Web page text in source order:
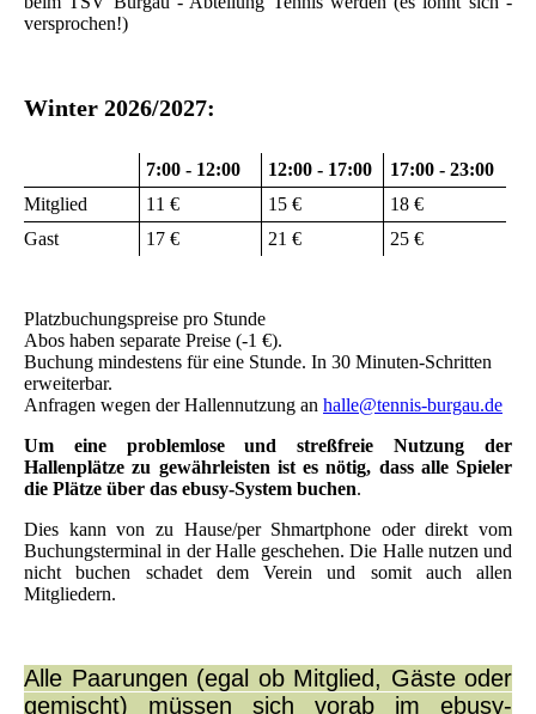
versprochen!)
Winter 2026/2027:
7:00 - 12:00 12:00 - 17:00
17:00 - 23:00
Mitglied
11 € 15 €
18 €
Gast
17 € 21 € 25 €
Platzbuchungspreise pro Stunde
Abos haben separate Preise (-1 €).
Buchung mindestens für eine Stunde. In 30 Minuten-Schritten
erweiterbar.
Anfragen wegen der Hallennutzung an halle@tennis-burgau.de
Um eine problemlose und streßfreie Nutzung der
Hallenplätze zu gewährleisten ist es nötig, dass alle Spieler
die Plätze über das ebusy-System buchen.
Dies kann von zu Hause/per Shmartphone oder direkt vom
Buchungsterminal in der Halle geschehen. Die Halle nutzen und
nicht buchen schadet dem Verein und somit auch allen
Mitgliedern.
Alle Paarungen (egal ob Mitglied, Gäste oder
gemischt) müssen sich vorab im ebusy-